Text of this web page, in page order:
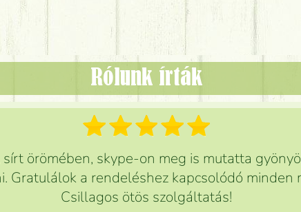
Rólunk írták
örömében, skype-on meg is mutatta
Gratulálok a rendeléshez kapcsolódó minden
Csillagos ötös szolgáltatás!